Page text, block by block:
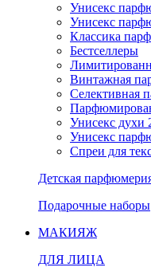
Унисекс
Унисекс
Классика
Бестселлеры
Винтажная
Селективная
Унисекс духи
Унисекс
Спреи для
Детская
Подарочные наборы
МАКИЯЖ
ДЛЯ ЛИЦА